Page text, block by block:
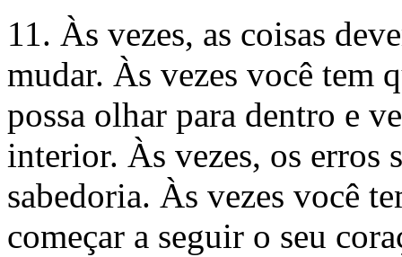
11. Às vezes, as coisas
mudar. Às vezes você tem
possa olhar para dentro e
interior. Às vezes, os erros
sabedoria. Às vezes você
começar a seguir o seu